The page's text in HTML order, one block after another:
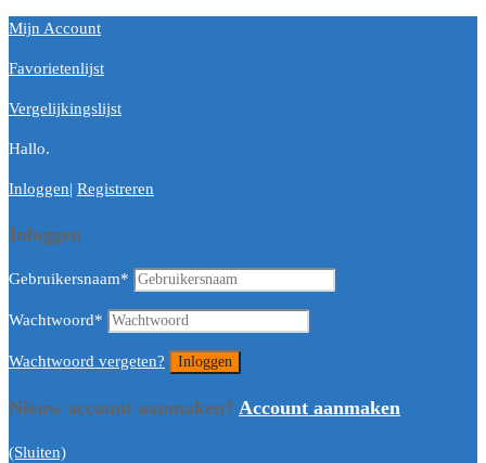
Mijn Account
Favorietenlijst
Vergelijkingslijst
Hallo.
Inloggen| Registreren
Inloggen
Gebruikersnaam*
Wachtwoord*
Wachtwoord vergeten?
Nieuw account aanmaken? Account aanmaken
(Sluiten)